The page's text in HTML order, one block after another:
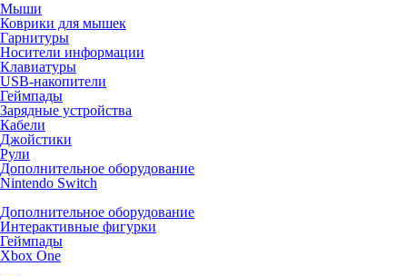
Мыши
Коврики для мышек
Гарнитуры
Носители информации
Клавиатуры
USB-накопители
Геймпады
Зарядные устройства
Кабели
Джойстики
Рули
Дополнительное оборудование
Nintendo Switch
Дополнительное оборудование
Интерактивные фигурки
Геймпады
Xbox One